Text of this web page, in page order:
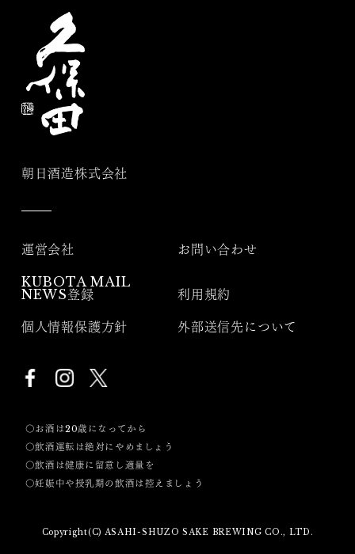
朝日酒造株式会社
運営会社 お問い合わせ
KUBOTA MAIL
NEWS登録
利用規約
個人情報保護方針 外部送信先について
〇お酒は20歳になってから
〇飲酒運転は絶対にやめましょう
〇飲酒は健康に留意し適量を
〇妊娠中や授乳期の飲酒は控えましょう
Copyright(C) ASAHI-SHUZO SAKE BREWING CO., LTD.